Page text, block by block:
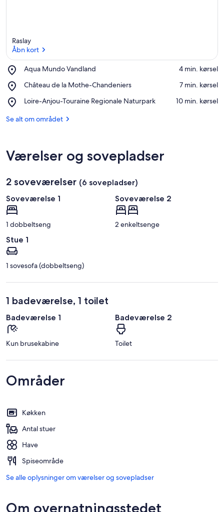
Raslay
Åbn kort
Aqua Mundo Vandland
Place,
Mundo
‪4 min. kørsel‬
Château de la Mothe-Chandeniers
Place,
de
Mothe-
‪7 min. kørsel‬
Loire-Anjou-Touraine Regionale Naturpark
Place,
Anjou-
‪10 min. kørsel‬
Se alt om området
Værelser og sovepladser
2 soveværelser (6 sovepladser)
Soveværelse 1
1 dobbeltseng
Soveværelse 2
2 enkeltsenge
Stue 1
1 sovesofa (dobbeltseng)
1 badeværelse, 1 toilet
Badeværelse 1
Kun brusekabine
Badeværelse 2
Toilet
Områder
Køkken
Antal stuer
Have
Spiseområde
Se alle oplysninger om værelser og sovepladser
Om overnatningsstedet